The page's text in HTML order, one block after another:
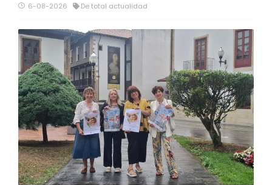
6-08-2026 De total actualidad